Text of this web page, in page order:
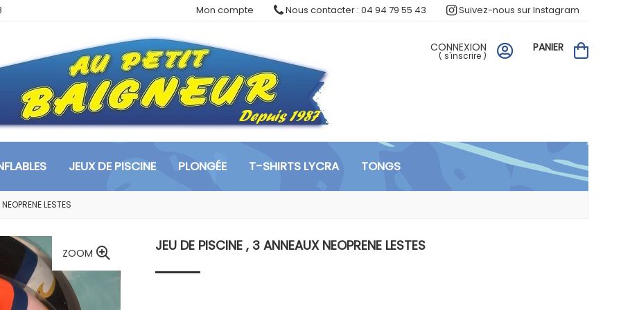
CONNEXION
( s'inscrire )
PANIER
JEUX DE PISCINE PLONGÉE T-SHIRTS LYCRA TONGS
LESTES
ZOOM JEU DE PISCINE , 3 ANNEAUX NEOPRENE LESTES
Mon compte Nous contacter : 04 94 79 55 43 Suivez-nous sur Instagram